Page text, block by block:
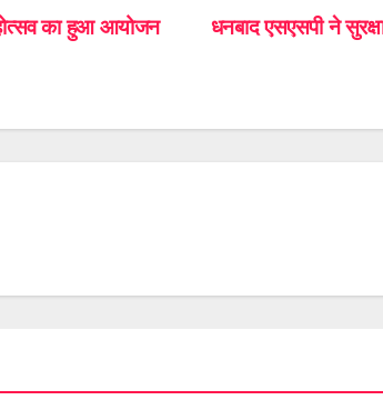
धनबाद एसएसपी ने
का हुआ आयोजन